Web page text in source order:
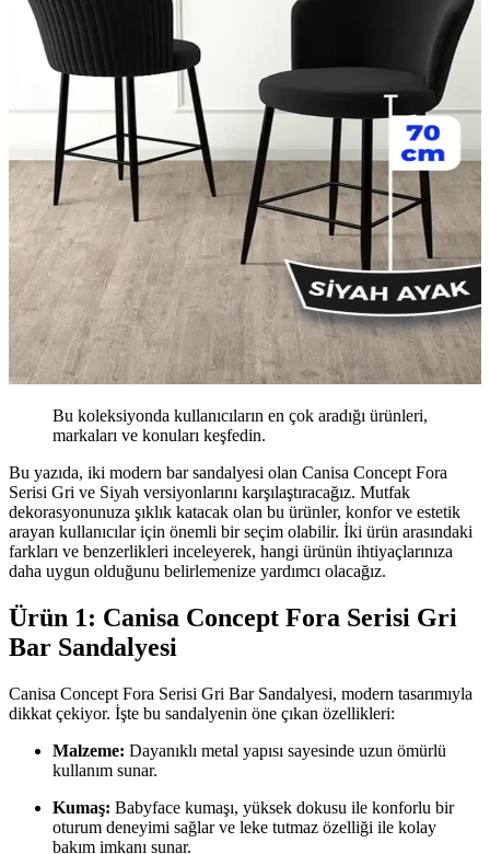
Bu koleksiyonda kullanıcıların en çok aradığı ürünleri,
markaları ve konuları keşfedin.
Bu yazıda, iki modern bar sandalyesi olan Canisa Concept Fora
Serisi Gri ve Siyah versiyonlarını karşılaştıracağız. Mutfak
dekorasyonunuza şıklık katacak olan bu ürünler, konfor ve estetik
arayan kullanıcılar için önemli bir seçim olabilir. İki ürün arasındaki
farkları ve benzerlikleri inceleyerek, hangi ürünün ihtiyaçlarınıza
daha uygun olduğunu belirlemenize yardımcı olacağız.
Ürün 1: Canisa Concept Fora Serisi Gri
Bar Sandalyesi
Canisa Concept Fora Serisi Gri Bar Sandalyesi, modern tasarımıyla
dikkat çekiyor. İşte bu sandalyenin öne çıkan özellikleri:
Malzeme: Dayanıklı metal yapısı sayesinde uzun ömürlü
kullanım sunar.
Kumaş: Babyface kumaşı, yüksek dokusu ile konforlu bir
oturum deneyimi sağlar ve leke tutmaz özelliği ile kolay
bakım imkanı sunar.